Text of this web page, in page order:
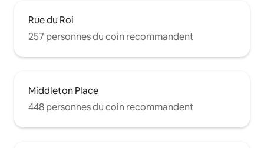
Rue du Roi
257 personnes du coin recommandent
Middleton Place
448 personnes du coin recommandent